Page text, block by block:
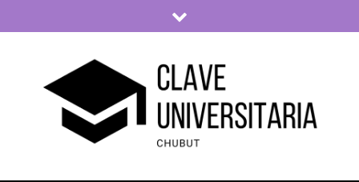
to
Clave Universitaria